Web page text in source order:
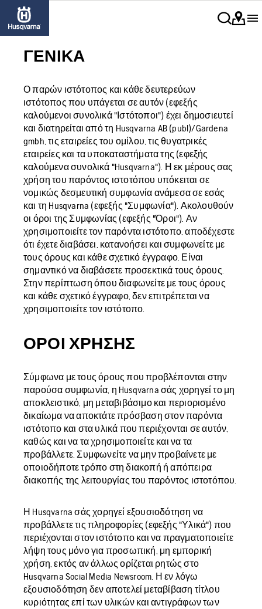
ΓΕΝΙΚΆ
Ο παρών ιστότοπος και κάθε δευτερεύων
ιστότοπος που υπάγεται σε αυτόν (εφεξής
καλούμενοι συνολικά "Ιστότοποι") έχει δημοσιευτεί
και διατηρείται από τη Husqvarna AB (publ)/Gardena
gmbh, τις εταιρείες του ομίλου, τις θυγατρικές
εταιρείες και τα υποκαταστήματα της (εφεξής
καλούμενα συνολικά "Husqvarna"). Η εκ μέρους σας
χρήση του παρόντος ιστοτόπου υπόκειται σε
νομικώς δεσμευτική συμφωνία ανάμεσα σε εσάς
και τη Husqvarna (εφεξής "Συμφωνία"). Ακολουθούν
οι όροι της Συμφωνίας (εφεξής "Όροι"). Αν
χρησιμοποιείτε τον παρόντα ιστότοπο, αποδέχεστε
ότι έχετε διαβάσει, κατανοήσει και συμφωνείτε με
τους όρους και κάθε σχετικό έγγραφο. Είναι
σημαντικό να διαβάσετε προσεκτικά τους όρους.
Στην περίπτωση όπου διαφωνείτε με τους όρους
και κάθε σχετικό έγγραφο, δεν επιτρέπεται να
χρησιμοποιείτε τον ιστότοπο.
ΌΡΟΙ ΧΡΉΣΗΣ
Σύμφωνα με τους όρους που προβλέπονται στην
παρούσα συμφωνία, η Husqvarna σάς χορηγεί το μη
αποκλειστικό, μη μεταβιβάσιμο και περιορισμένο
δικαίωμα να αποκτάτε πρόσβαση στον παρόντα
ιστότοπο και στα υλικά που περιέχονται σε αυτόν,
καθώς και να τα χρησιμοποιείτε και να τα
προβάλλετε. Συμφωνείτε να μην προβαίνετε με
οποιοδήποτε τρόπο στη διακοπή ή απόπειρα
διακοπής της λειτουργίας του παρόντος ιστοτόπου.
Η Husqvarna σάς χορηγεί εξουσιοδότηση να
προβάλλετε τις πληροφορίες (εφεξής "Υλικά") που
περιέχονται στον ιστότοπο και να πραγματοποιείτε
λήψη τους μόνο για προσωπική, μη εμπορική
χρήση, εκτός αν άλλως ορίζεται ρητώς στο
Husqvarna Social Media Newsroom. Η εν λόγω
εξουσιοδότηση δεν αποτελεί μεταβίβαση τίτλου
κυριότητας επί των υλικών και αντιγράφων των